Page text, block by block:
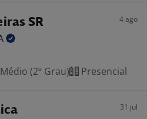
SR 4 ago
(2º Grau) Presencial
31 jul